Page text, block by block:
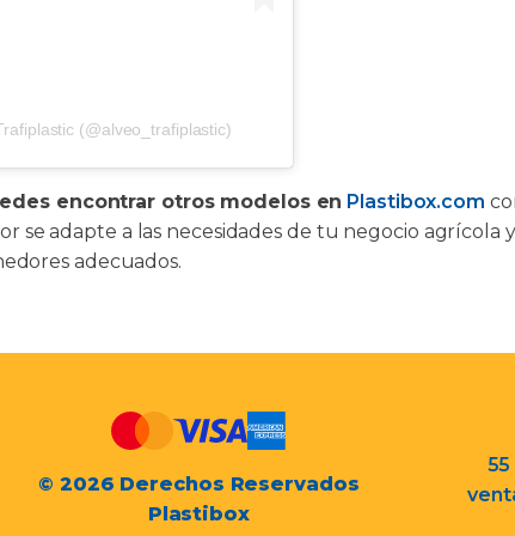
(@alveo_trafiplastic)
encontrar otros modelos en Plastibox.com
se adapte a las necesidades de tu negocio agrícola
adecuados.
© 2026 Derechos Reservados
Plastibox